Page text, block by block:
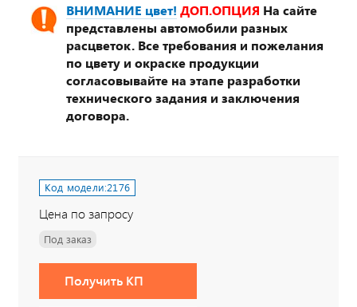
ВНИМАНИЕ цвет! ДОП.ОПЦИЯ На сайте
представлены автомобили разных
расцветок. Все требования и пожелания
по цвету и окраске продукции
согласовывайте на этапе разработки
технического задания и заключения
договора.
Код модели:2176
Цена по запросу
Под заказ
Получить КП